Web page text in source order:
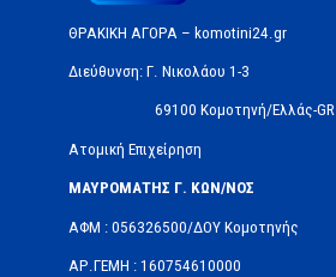
ΘΡΑΚΙΚΗ ΑΓΟΡΑ – komotini24.gr
Διεύθυνση: Γ. Νικολάου 1-3
69100 Κομοτηνή/Ελλάς-GR
Ατομική Επιχείρηση
ΜΑΥΡΟΜΑΤΗΣ Γ. ΚΩΝ/ΝΟΣ
ΑΦΜ : 056326500/ΔOΥ Κομοτηνής
ΑΡ.ΓΕΜΗ : 160754610000